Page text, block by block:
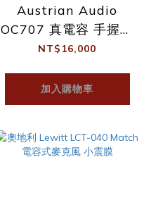
Austrian Audio
OC707 真電容 手握麥
克風 原AKG工程團隊
NT$16,000
加入購物車